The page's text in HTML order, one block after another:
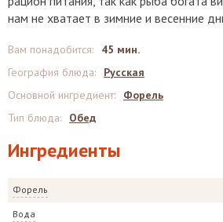
нам не хватает в зимние и весенние
Ингредиенты
Форель
Вода
Вам понадобится:
45 мин.
География блюда:
Русская
Основной ингредиент:
Форель
Тип блюда: Обед